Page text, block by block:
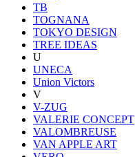
TB
TOGNANA
TOKYO DESIGN
TREE IDEAS
U
UNECA
Union Victors
V
V-ZUG
VALERIE CONCEPT
VALOMBREUSE
VAN APPLE ART